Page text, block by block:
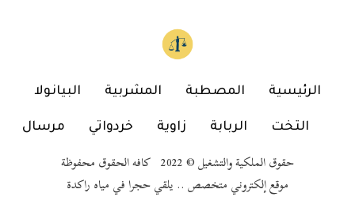
الرئيسية المصطبة المشربية البيانولا
التخت الربابة زاوية خردواتي مرسال
حقوق الملكية والتشغيل © 2022 كافه الحقوق محفوظة
موقع إلكتروني متخصص .. يلقي حجرا في مياه راكدة